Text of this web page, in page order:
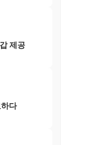
서는 제한된 수
이 합의 과정에
산의 안전성에
한 추가적인
논란의 여지가
제공
다